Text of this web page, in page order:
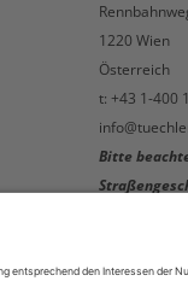
1220 Wien
Österreich
t: +43 1-400
Bitte